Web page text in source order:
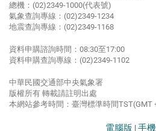
總機：(02)2349-1000(代表號)
氣象查詢專線：(02)2349-1234
地震查詢專線：(02)2349-1168
資料申購諮詢時間：08:30至17:00
資料申購查詢專線：(02)2349-1102
中華民國交通部中央氣象署
版權所有 轉載請註明出處
本網站參考時間：臺灣標準時間TST(GMT
電腦版 |手